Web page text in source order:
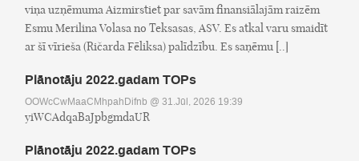
viņa uzņēmuma Aizmirstiet par savām finansiālajām raizēm
Esmu Merilina Volasa no Teksasas, ASV. Es atkal varu smaidīt
ar šī vīrieša (Ričarda Fēliksa) palīdzību. Es saņēmu [..]
Plānotāju 2022.gadam TOPs
OOWcCwMaaCMhpahDifnb @ 31.Jūl, 2026 19:39
yiWCAdqaBaJpbgmdaUR
Plānotāju 2022.gadam TOPs